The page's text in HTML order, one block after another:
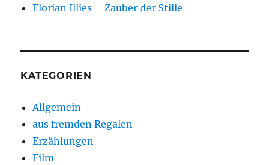
Florian Illies – Zauber der Stille
KATEGORIEN
Allgemein
aus fremden Regalen
Erzählungen
Film